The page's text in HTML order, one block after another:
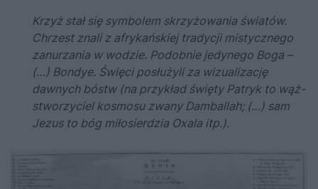
Krzyż stał się symbolem skrzyżowania światów.
Chrzest znali z afrykańskiej tradycji mistycznego
zanurzania w wodzie. Podobnie jedynego Boga –
(…) Bondye. Święci posłużyli za wizualizację
dawnych bóstw (na przykład święty Patryk to wąż-
stworzyciel kosmosu zwany Damballah; (…) sam
Jezus to bóg miłosierdzia Oxala itp.).